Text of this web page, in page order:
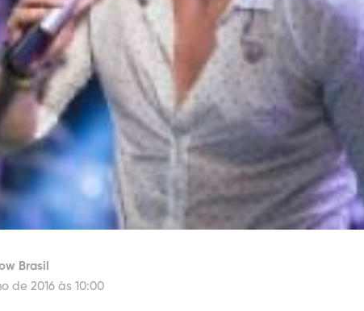
Brasil
de 2016 às 10:00